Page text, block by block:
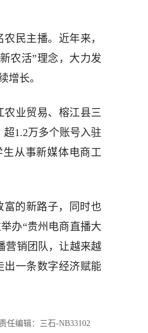
民主播。近年来，
农活”理念，大力发
增长。
农业贸易、榕江县三
1.2万多个账号入驻
从事新媒体电商工
富的新路子，同时也
办“贵州电商直播大
营销团队，让越来越
出一条数字经济赋能
任编辑：三石-NB33102